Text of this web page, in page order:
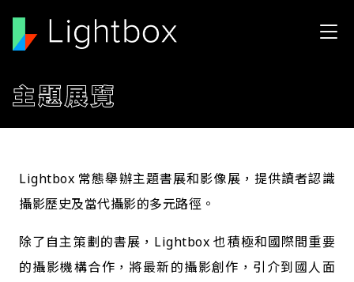
主題展覽
Lightbox 常態舉辦主題書展和影像展，提供讀者認識
攝影歷史及當代攝影的多元路徑。
除了自主策劃的書展，Lightbox 也積極和國際間重要
的攝影機構合作，將最新的攝影創作，引介到國人面